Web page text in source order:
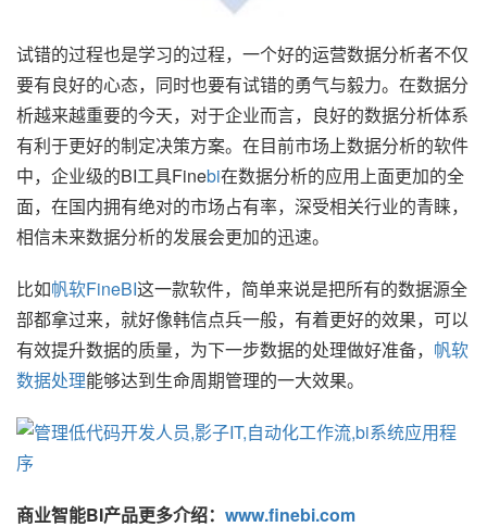
试错的过程也是学习的过程，一个好的运营数据分析者不仅
要有良好的心态，同时也要有试错的勇气与毅力。在数据分
析越来越重要的今天，对于企业而言，良好的数据分析体系
有利于更好的制定决策方案。在目前市场上数据分析的软件
中，企业级的BI工具Finebi在数据分析的应用上面更加的全
面，在国内拥有绝对的市场占有率，深受相关行业的青睐，
相信未来数据分析的发展会更加的迅速。
比如帆软FineBI这一款软件，简单来说是把所有的数据源全
部都拿过来，就好像韩信点兵一般，有着更好的效果，可以
有效提升数据的质量，为下一步数据的处理做好准备， 帆软
数据处理能够达到生命周期管理的一大效果。
商业智能BI产品更多介绍： www.finebi.com